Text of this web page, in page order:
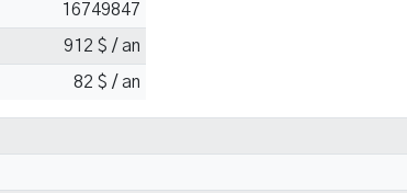
16749847
912 $ / an
82 $ / an